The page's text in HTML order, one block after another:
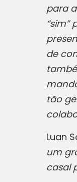
para
“sim”
de
tão
Luan
um
casal